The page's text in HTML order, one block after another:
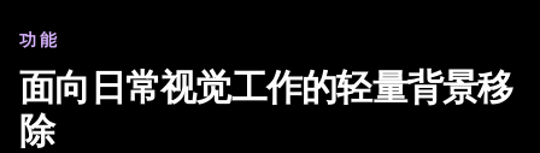
功能
面向日常视觉工作的轻量背景移
除